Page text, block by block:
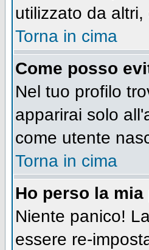
utilizzato da
Torna in cima
Come posso
Nel tuo profilo
apparirai solo
come utente
Torna in cima
Ho perso la
Niente panico!
essere re-